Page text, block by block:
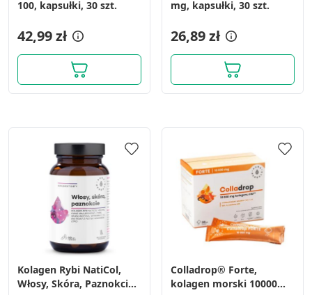
100, kapsułki, 30 szt.
42,99 zł
mg, kapsułki, 30 szt.
26,89 zł
Kolagen Rybi NatiCol,
Włosy, Skóra, Paznokcie,
Colladrop® Forte,
kolagen morski 10000